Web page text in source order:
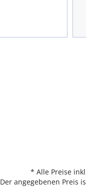
* Alle Preise
Der angegebenen Preis